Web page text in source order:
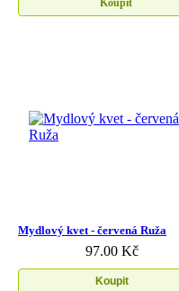
Mydlový kvet - červená Ruža
97.00 Kč
Koupit